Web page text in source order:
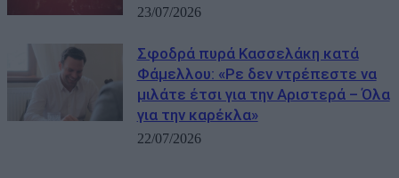
23/07/2026
Σφοδρά πυρά Κασσελάκη κατά
Φάμελλου: «Ρε δεν ντρέπεστε να
μιλάτε έτσι για την Αριστερά – Όλα
για την καρέκλα»
22/07/2026